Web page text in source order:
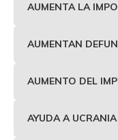
AUMENTA LA
AUMENTAN
AUMENTO DEL
AYUDA A UCRANIA